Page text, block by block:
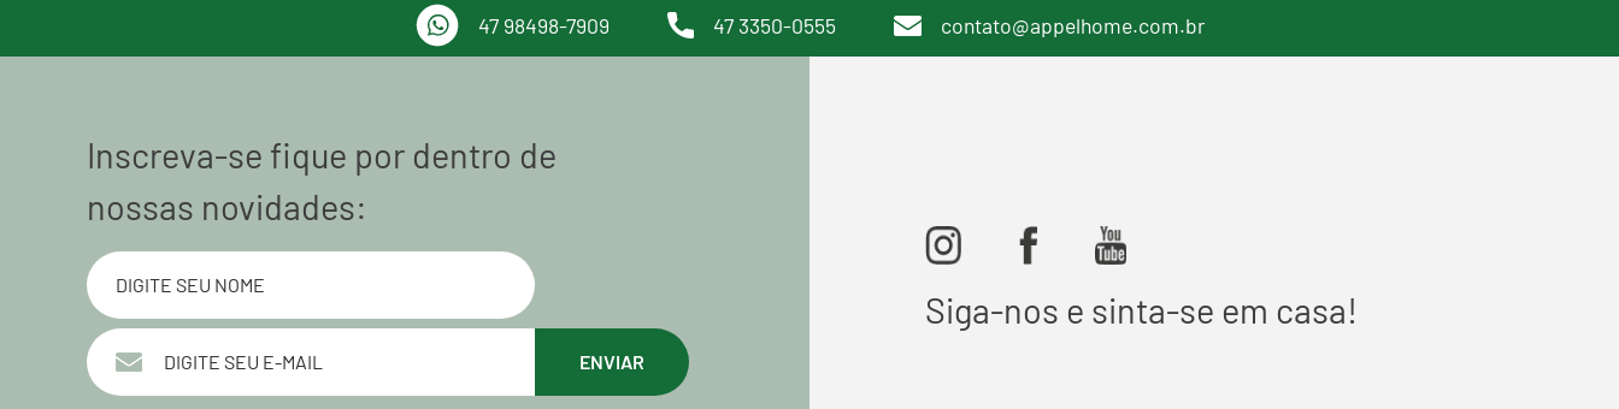
47 98498-7909 47 3350-0555 contato@appelhome.com.br
Inscreva-se fique por dentro de
nossas novidades:
ENVIAR
Siga-nos e sinta-se em casa!